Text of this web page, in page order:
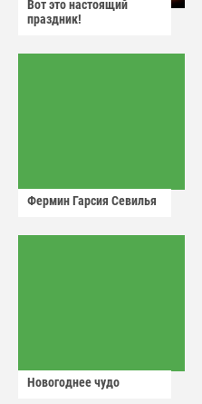
Вот это настоящий
праздник!
Фермин Гарсия Севилья
Новогоднее чудо